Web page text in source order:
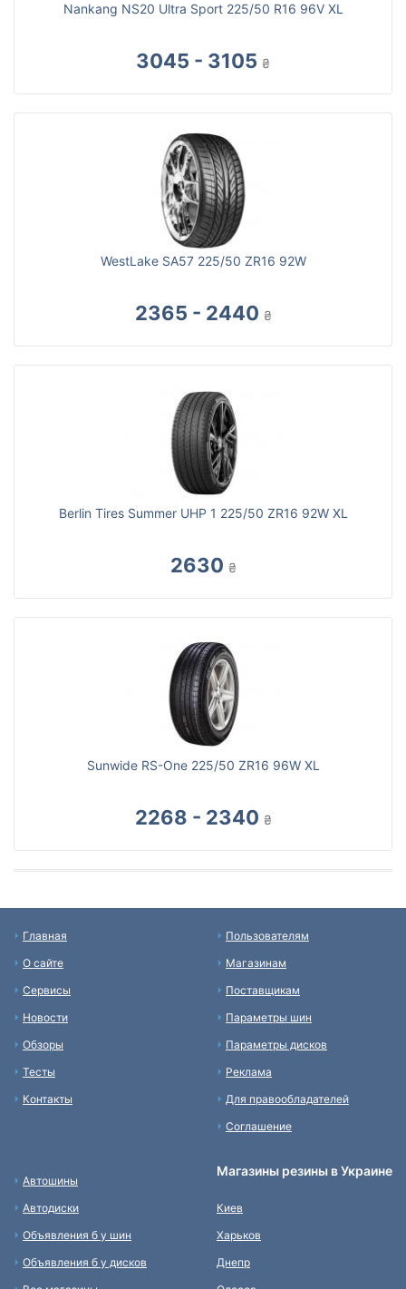
Nankang NS20 Ultra Sport 225/50 R16 96V XL
3045 - 3105 ₴
WestLake SA57 225/50 ZR16 92W
2365 - 2440 ₴
Berlin Tires Summer UHP 1 225/50 ZR16 92W XL
2630 ₴
Sunwide RS-One 225/50 ZR16 96W XL
2268 - 2340 ₴
Главная
О сайте
Сервисы
Новости
Обзоры
Тесты
Контакты
Пользователям
Магазинам
Поставщикам
Параметры шин
Параметры дисков
Реклама
Для правообладателей
Соглашение
Автошины
Автодиски
Объявления б у шин
Объявления б у дисков
Магазины резины в Украине
Киев
Харьков
Днепр